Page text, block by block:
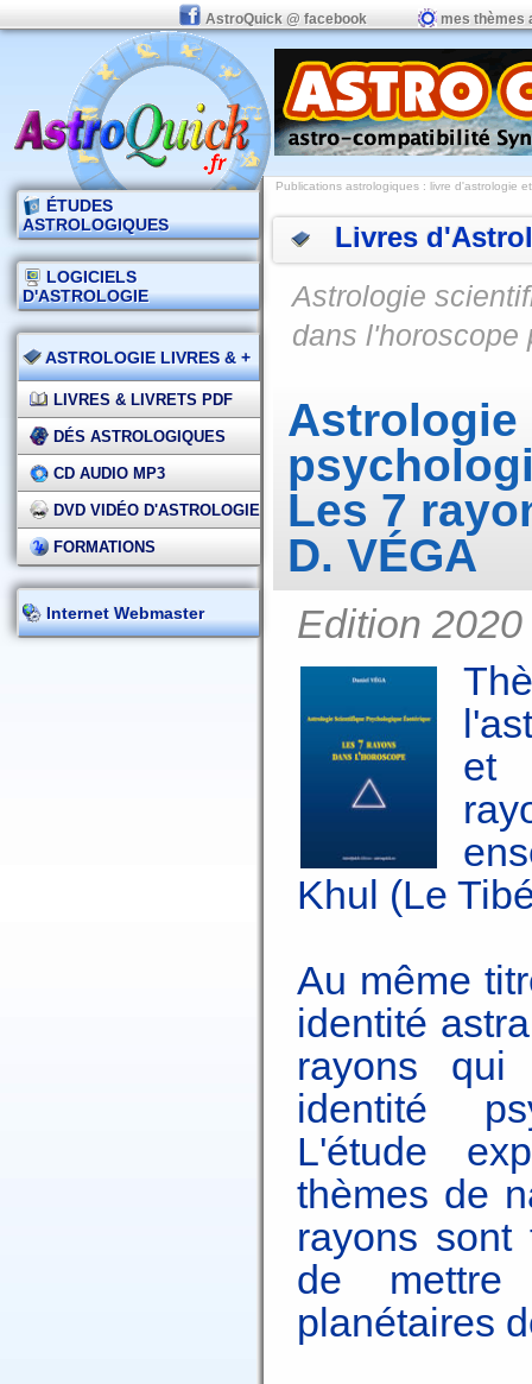
AstroQuick @ facebook mes thèmes
ÉTUDES
ASTROLOGIQUES
LOGICIELS
D'ASTROLOGIE
ASTROLOGIE LIVRES & +
LIVRES & LIVRETS PDF
DÉS ASTROLOGIQUES
CD AUDIO MP3
DVD VIDÉO D'ASTROLOGIE
FORMATIONS
Internet Webmaster
Publications astrologiques : livre d'astrologie
Livres
Astrologie
dans l'horoscope
Les 7
D. VÉGA
Edition 2020
et
Khul (Le
Au même
identité
rayons qui
identité
L'étude
thèmes de
rayons sont
de
planétaires